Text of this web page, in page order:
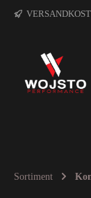
Sortiment